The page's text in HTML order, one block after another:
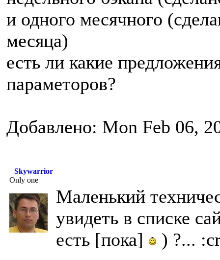
и одного месячного
месяца)
есть ли какие
параметоров?
Добавлено: Mon Feb 06,
Skywarrior
Only one
Маленький
увидеть в списке
есть [пока]
) ?...